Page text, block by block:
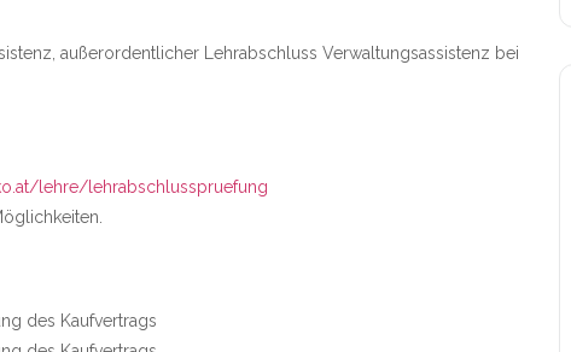
außerordentlicher Lehrabschluss Verwaltungsassistenz bei
lehre/lehrabschlusspruefung
des Kaufvertrags